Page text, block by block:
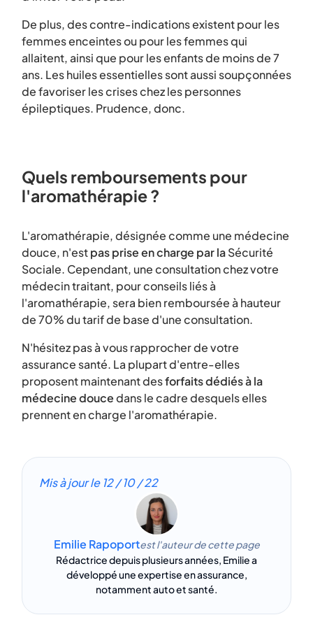
De plus, des contre-indications existent pour les
femmes enceintes ou pour les femmes qui
allaitent, ainsi que pour les enfants de moins de 7
ans. Les huiles essentielles sont aussi soupçonnées
de favoriser les crises chez les personnes
épileptiques. Prudence, donc.
Quels remboursements pour
l'aromathérapie ?
L'aromathérapie, désignée comme une médecine
douce, n'estpas prise en charge par laSécurité
Sociale. Cependant, une consultation chez votre
médecin traitant, pour conseils liés à
l'aromathérapie, sera bien remboursée à hauteur
de 70% du tarif de base d'une consultation.
N'hésitez pas à vous rapprocher de votre
assurance santé. La plupart d'entre-elles
proposent maintenant desforfaits dédiés à la
médecine doucedans le cadre desquels elles
prennent en charge l'aromathérapie.
Mis à jour le 12 / 10 / 22
Emilie Rapoportest l'auteur de cette page
Rédactrice depuis plusieurs années, Emilie a
développé une expertise en assurance,
notamment auto et santé.